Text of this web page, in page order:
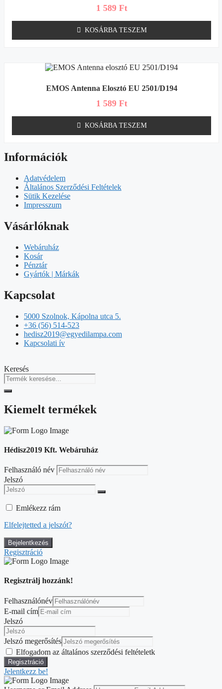
1 589 Ft
KOSÁRBA TESZEM
EMOS Antenna Elosztó EU 2501/D194
1 589 Ft
KOSÁRBA TESZEM
Információk
Adatvédelem
Általános Szerződési Feltételek
Sütik Kezelése
Impresszum
Vásárlóknak
Webáruház
Kosár
Pénztár
Gyártók | Márkák
Kapcsolat
5000 Szolnok, Kápolna utca 5.
+36 (56) 514-523
hedisz2019@egyedilampa.com
Kapcsolati ív
Keresés
Kiemelt termékek
Hédisz2019 Kft. Webáruház
Felhasználó név
Jelszó
Emlékezz rám
Elfelejtetted a jelszót?
Regisztráció
Regisztrálj hozzánk!
Felhasználónév
E-mail cím
Jelszó
Jelszó megerősítés
Elfogadom az általános szerződési feltételetk
Jelentkezz be!